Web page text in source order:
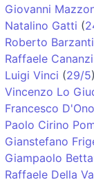
Giovanni
Natalino Gatti (
Roberto Barzanti
Raffaele Cananzi
Luigi Vinci (29/5)
Vincenzo Lo
Francesco
Paolo Cirino
Gianstefano
Giampaolo
Raffaele Della